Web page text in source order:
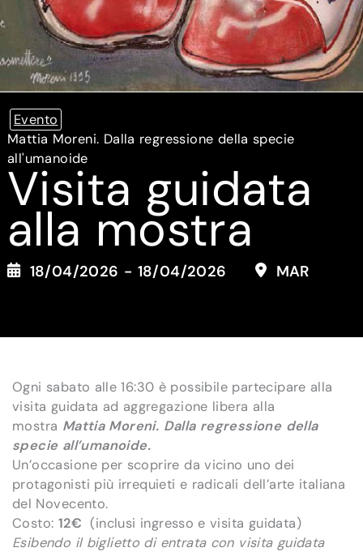
Evento
Mattia Moreni. Dalla regressione della specie
all'umanoide
Visita guidata
alla mostra
18/04/2026 - 18/04/2026 MAR
Ogni sabato alle 16:30 è possibile partecipare alla
visita guidata ad aggregazione libera alla
mostra Mattia Moreni. Dalla regressione della
specie all’umanoide.
Un’occasione per scoprire da vicino uno dei
protagonisti più irrequieti e radicali dell’arte italiana
del Novecento.
Costo: 12€ (inclusi ingresso e visita guidata)
Esibendo il biglietto di entrata con visita guidata